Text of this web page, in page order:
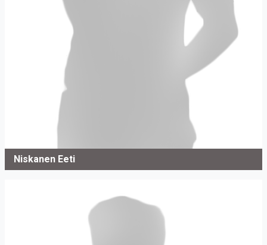
Niskanen Eeti